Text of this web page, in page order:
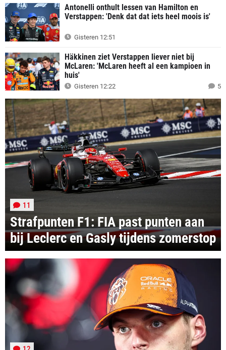
Antonelli onthult lessen van Hamilton en
Verstappen: 'Denk dat dat iets heel moois is'
Gisteren 12:51
Häkkinen ziet Verstappen liever niet bij
McLaren: 'McLaren heeft al een kampioen in
huis'
Gisteren 12:22 5
Strafpunten F1: FIA past punten aan
bij Leclerc en Gasly tijdens zomerstop
11